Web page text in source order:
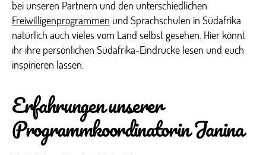
bei unseren Partnern und den unterschiedlichen
Freiwilligenprogrammen und Sprachschulen in Südafrika
natürlich auch vieles vom Land selbst gesehen. Hier könnt
ihr ihre persönlichen Südafrika-Eindrücke lesen und euch
inspirieren lassen.
Erfahrungen unserer
Programmkoordinatorin Janina